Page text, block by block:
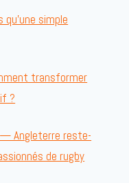
simple
transformer
?
— Angleterre reste-
de rugby